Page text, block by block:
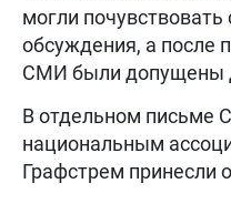
могли
обсуждения, а после
СМИ были допущены
В отдельном письме
национальным
Графстрем принесли